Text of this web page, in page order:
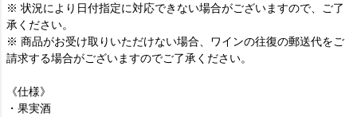
※ 状況により日付指定に対応できない場合がございますので、ご了
承ください。
※ 商品がお受け取りいただけない場合、ワインの往復の郵送代をご
請求する場合がございますのでご了承ください。
《仕様》
・果実酒